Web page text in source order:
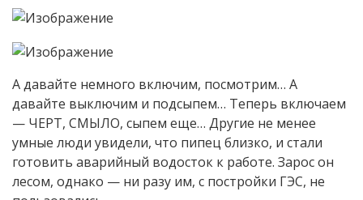
А давайте немного включим, посмотрим… А
давайте выключим и подсыпем… Теперь включаем
— ЧЕРТ, СМЫЛО, сыпем еще… Другие не менее
умные люди увидели, что пипец близко, и стали
готовить аварийный водосток к работе. Зарос он
лесом, однако — ни разу им, с постройки ГЭС, не